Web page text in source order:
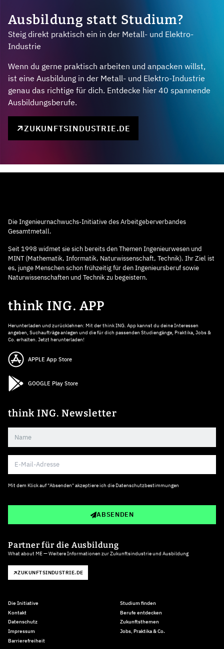
Ausbildung statt Studium?
Steig direkt praktisch ein in der Metall- und Elektro-
Industrie
Wenn du gerne praktisch arbeiten und anpacken willst,
ist eine Ausbildung in der Metall- und Elektro-Industrie
genau das richtige für dich. Entdecke hier 40 spannende
Ausbildungsberufe.
ZUKUNFTSINDUSTRIE.DE
Die Ingenieurnachwuchs-Initiative des Arbeitgeberverbandes
Gesamtmetall.
Seit 1998 widmet sie sich bereits den Themen Ingenieurwesen und
MINT (Mathematik, Informatik, Naturwissenschaft, Technik). Ihr Ziel ist
es, junge Menschen schon frühzeitig für den Ingenieursberuf sowie
Naturwissenschaften und Technik zu begeistern.
think ING. APP
Herunterladen und zurücklehnen: Mit der think ING. App kannst du deine Interessen
angeben, Suchaufträge anlegen und die für dich passenden Studiengänge, Praktika, Jobs &
Co. erhalten. Jetzt herunterladen!
APPLE App Store
GOOGLE Play Store
think ING. Newsletter
Mit dem Klick auf "Absenden" akzeptiere ich die Datenschutzbestimmungen
ABSENDEN
Partner für die Ausbildung
What about ME — Weitere Informationen zur Zukunftsindustrie und Ausbildung
ZUKUNFTSINDUSTRIE.DE
Die Initiative
Kontakt
Datenschutz
Impressum
Barrierefreiheit
Studium finden
Berufe entdecken
Zukunftsthemen
Jobs, Praktika & Co.